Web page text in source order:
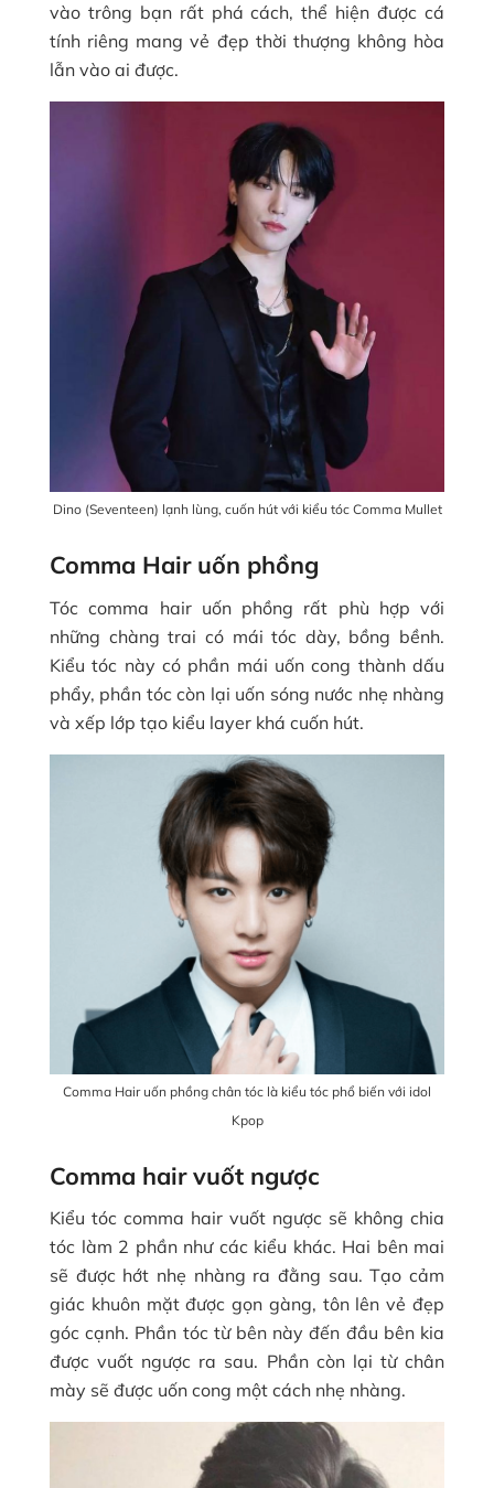
vào trông bạn rất phá cách, thể hiện được cá
tính riêng mang vẻ đẹp thời thượng không hòa
lẫn vào ai được.
Dino (Seventeen) lạnh lùng, cuốn hút với kiểu tóc Comma Mullet
Comma Hair uốn phồng
Tóc comma hair uốn phồng rất phù hợp với
những chàng trai có mái tóc dày, bồng bềnh.
Kiểu tóc này có phần mái uốn cong thành dấu
phẩy, phần tóc còn lại uốn sóng nước nhẹ nhàng
và xếp lớp tạo kiểu layer khá cuốn hút.
Comma Hair uốn phồng chân tóc là kiểu tóc phổ biến với idol
Kpop
Comma hair vuốt ngược
Kiểu tóc comma hair vuốt ngược sẽ không chia
tóc làm 2 phần như các kiểu khác. Hai bên mai
sẽ được hớt nhẹ nhàng ra đằng sau. Tạo cảm
giác khuôn mặt được gọn gàng, tôn lên vẻ đẹp
góc cạnh. Phần tóc từ bên này đến đầu bên kia
được vuốt ngược ra sau. Phần còn lại từ chân
mày sẽ được uốn cong một cách nhẹ nhàng.